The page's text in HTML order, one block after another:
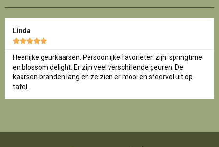
Linda

Heerlijke geurkaarsen. Persoonlijke favorieten zijn: springtime
en blossom delight. Er zijn veel verschillende geuren. De
kaarsen branden lang en ze zien er mooi en sfeervol uit op
tafel.